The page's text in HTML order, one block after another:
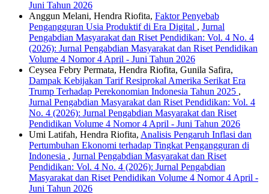
Juni Tahun 2026
Anggun Melani, Hendra Riofita, Faktor Penyebab
Pengangguran Usia Produktif di Era Digital , Jurnal
Pengabdian Masyarakat dan Riset Pendidikan: Vol. 4 No. 4
(2026): Jurnal Pengabdian Masyarakat dan Riset Pendidikan
Volume 4 Nomor 4 April - Juni Tahun 2026
Ceysea Febry Permata, Hendra Riofita, Gunila Safira,
Dampak Kebijakan Tarif Resiprokal Amerika Serikat Era
Trump Terhadap Perekonomian Indonesia Tahun 2025 ,
Jurnal Pengabdian Masyarakat dan Riset Pendidikan: Vol. 4
No. 4 (2026): Jurnal Pengabdian Masyarakat dan Riset
Pendidikan Volume 4 Nomor 4 April - Juni Tahun 2026
Umi Latifah, Hendra Riofita, Analisis Pengaruh Inflasi dan
Pertumbuhan Ekonomi terhadap Tingkat Pengangguran di
Indonesia , Jurnal Pengabdian Masyarakat dan Riset
Pendidikan: Vol. 4 No. 4 (2026): Jurnal Pengabdian
Masyarakat dan Riset Pendidikan Volume 4 Nomor 4 April -
Juni Tahun 2026